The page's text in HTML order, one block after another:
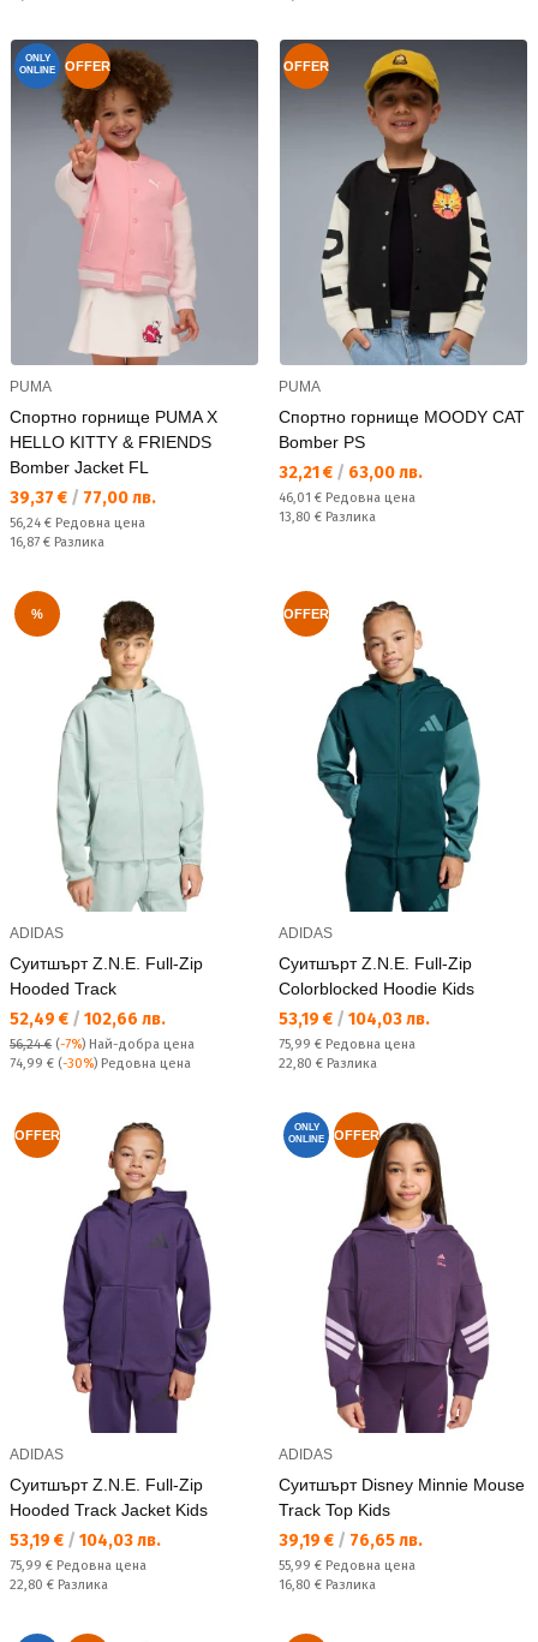
ONLY
ONLINE
OFFER
PUMA
Спортно горнище PUMA X
HELLO KITTY & FRIENDS
Bomber Jacket FL
Текуща цена:
39,37 € / 77,00 лв.
Редовна цена:
56,24 € Редовна цена
Спестявате:
16,87 € Разлика
OFFER
PUMA
Спортно горнище MOODY CAT
Bomber PS
Текуща цена:
32,21 € / 63,00 лв.
Редовна цена:
46,01 € Редовна цена
Спестявате:
13,80 € Разлика
%
ADIDAS
Суитшърт Z.N.E. Full-Zip
Hooded Track
Текуща цена:
52,49 € / 102,66 лв.
56,24 € (-7%) Най-добра цена
Редовна цена:
74,99 € (-30%) Редовна цена
OFFER
ADIDAS
Суитшърт Z.N.E. Full-Zip
Colorblocked Hoodie Kids
Текуща цена:
53,19 € / 104,03 лв.
Редовна цена:
75,99 € Редовна цена
Спестявате:
22,80 € Разлика
OFFER
ADIDAS
Суитшърт Z.N.E. Full-Zip
Hooded Track Jacket Kids
Текуща цена:
53,19 € / 104,03 лв.
Редовна цена:
75,99 € Редовна цена
Спестявате:
22,80 € Разлика
ONLY
ONLINE
OFFER
ADIDAS
Суитшърт Disney Minnie Mouse
Track Top Kids
Текуща цена:
39,19 € / 76,65 лв.
Редовна цена:
55,99 € Редовна цена
Спестявате:
16,80 € Разлика